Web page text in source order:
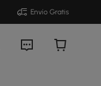
Envío Gratis